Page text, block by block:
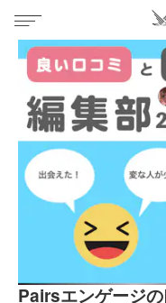
Pairsエンゲージ